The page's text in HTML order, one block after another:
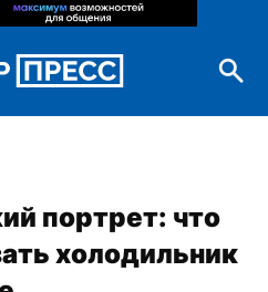
портрет: что
холодильник